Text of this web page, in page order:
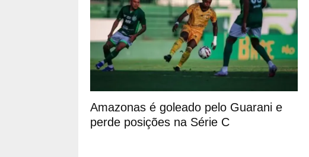
Amazonas é goleado pelo Guarani e
perde posições na Série C